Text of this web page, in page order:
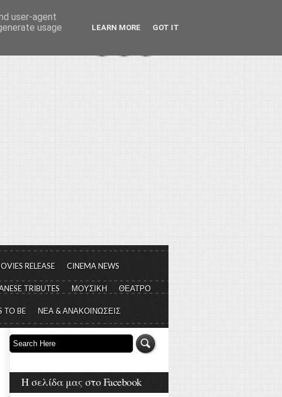
RELEASE CINEMA NEWS
TRIBUTES ΜΟΥΣΙΚΗ ΘΕΑΤΡΟ
TO BE ΝΕΑ & ΑΝΑΚΟΙΝΩΣΕΙΣ
Η σελίδα μας στο Facebook
user-agent
usage
LEARN MORE GOT IT